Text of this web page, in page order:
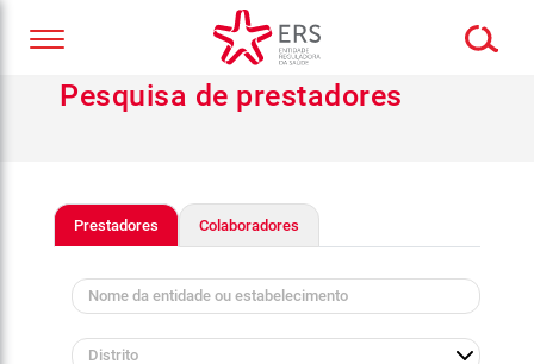
Pesquisa de prestadores